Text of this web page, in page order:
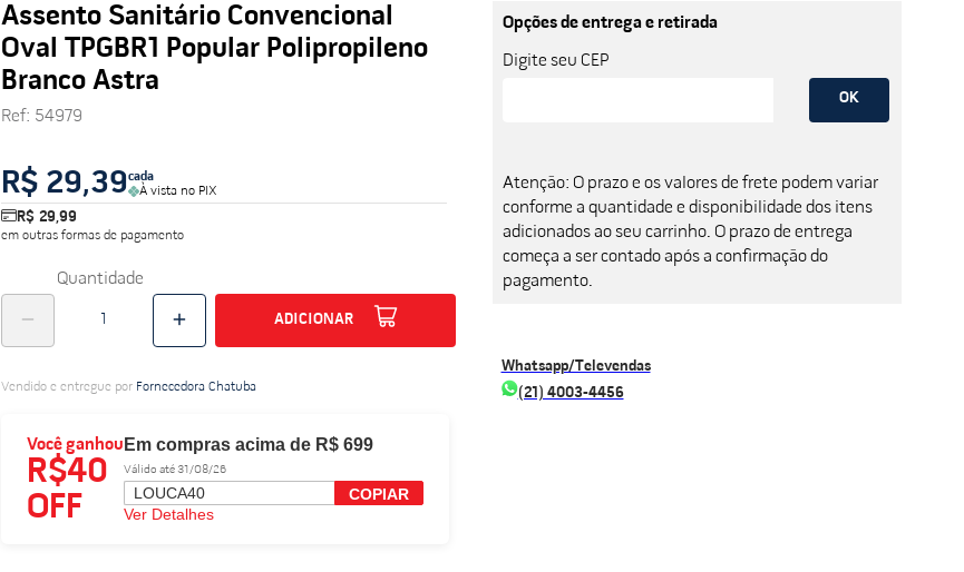
Assento Sanitário Convencional
Oval TPGBR1 Popular Polipropileno
Branco Astra
Ref: 54979
R$ 29,39cada
À vista no PIX
R$ 29,99
em outras formas de pagamento
Quantidade
ADICIONAR
Vendido e entregue por Fornecedora Chatuba
Você ganhou
R$40
OFF
Em compras acima de R$ 699
Válido até 31/08/26
LOUCA40
COPIAR
Ver Detalhes
Opções de entrega e retirada
Digite seu CEP
OK
Atenção: O prazo e os valores de frete podem variar
conforme a quantidade e disponibilidade dos itens
adicionados ao seu carrinho. O prazo de entrega
começa a ser contado após a confirmação do
pagamento.
Whatsapp/Televendas
(21) 4003-4456